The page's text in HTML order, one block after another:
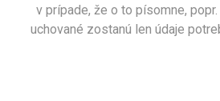
v prípade, že o to písomne,
uchované zostanú len údaje